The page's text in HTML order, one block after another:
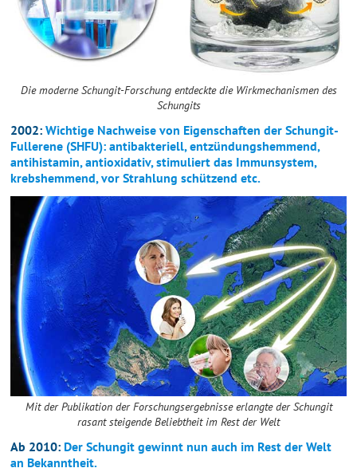
Die moderne Schungit-Forschung entdeckte die Wirkmechanismen des
Schungits
2002: Wichtige Nachweise von Eigenschaften der Schungit-
Fullerene (SHFU): antibakteriell, entzündungshemmend,
antihistamin, antioxidativ, stimuliert das Immunsystem,
krebshemmend, vor Strahlung schützend etc.
Mit der Publikation der Forschungsergebnisse erlangte der Schungit
rasant steigende Beliebtheit im Rest der Welt
Ab 2010: Der Schungit gewinnt nun auch im Rest der Welt
an Bekanntheit.